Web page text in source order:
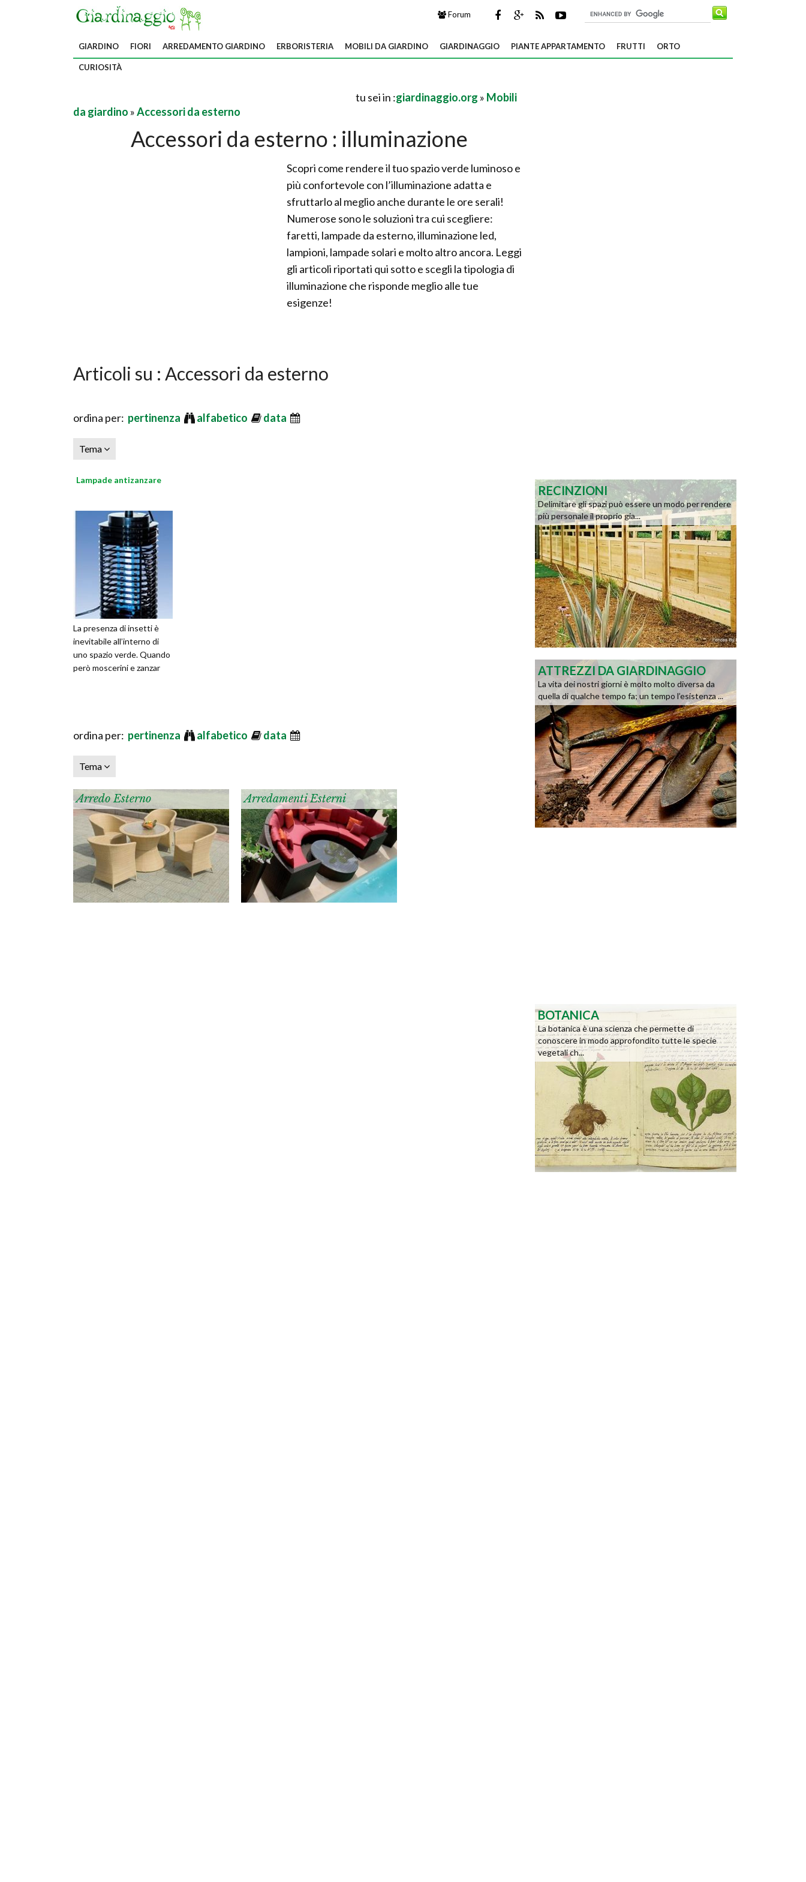
Forum
GIARDINO FIORI ARREDAMENTO GIARDINO ERBORISTERIA MOBILI DA GIARDINO GIARDINAGGIO PIANTE APPARTAMENTO FRUTTI ORTO
CURIOSITÀ
tu sei in :giardinaggio.org » Mobili
da giardino »Accessori da esterno
Accessori da esterno : illuminazione
Scopri come rendere il tuo spazio verde luminoso e
più confortevole con l’illuminazione adatta e
sfruttarlo al meglio anche durante le ore serali!
Numerose sono le soluzioni tra cui scegliere:
faretti, lampade da esterno, illuminazione led,
lampioni, lampade solari e molto altro ancora. Leggi
gli articoli riportati qui sotto e scegli la tipologia di
illuminazione che risponde meglio alle tue
esigenze!
Articoli su : Accessori da esterno
ordina per: pertinenza alfabetico data
Tema
Lampade antizanzare
La presenza di insetti è
inevitabile all’interno di
uno spazio verde. Quando
però moscerini e zanzar
ordina per: pertinenza alfabetico data
Tema
Arredo Esterno Arredamenti Esterni
RECINZIONI
Delimitare gli spazi può essere un modo per rendere
più personale il proprio gia...
ATTREZZI DA GIARDINAGGIO
La vita dei nostri giorni è molto molto diversa da
quella di qualche tempo fa; un tempo l’esistenza ...
BOTANICA
La botanica è una scienza che permette di
conoscere in modo approfondito tutte le specie
vegetali ch...